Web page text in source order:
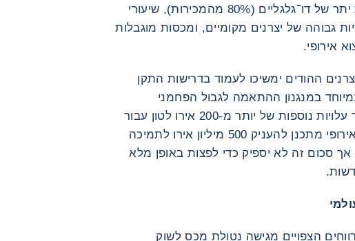
המבניות של השוק: דומיננטיות יתר של דו־גלגליים (80% מהמכירות), שיעורי
גבוהה של יצרנים מקומיים, ומכסות מוגבלות
ההודים ימשיכו לעמוד בדרישות התקן
במנגנון ההתאמה לגבול הפחמני
(CBAM), שהחלתו עלולה ליצור עלויות נוספות של יותר מ-200 אירו לטון עבור
סוגי פלדה מסוימים. האיחוד האירופי מתכנן להעניק 500 מיליון אירו לתמיכה
אך סכום זה לא יספיק כדי לפצות באופן מלא
הצפויים מגישה נטולת מכס לשוק